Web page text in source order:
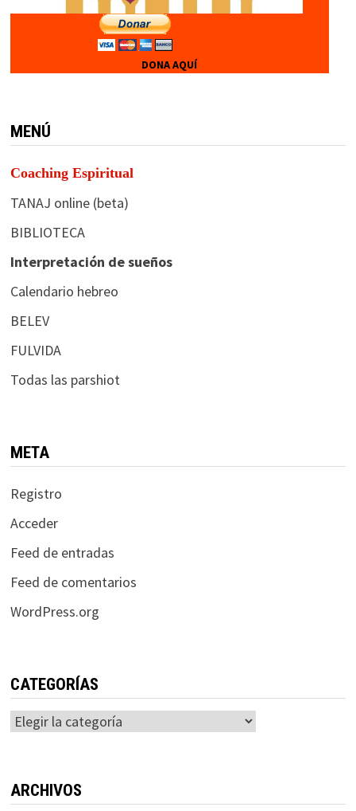
DONA AQUÍ
MENÚ
Coaching Espiritual
TANAJ online (beta)
BIBLIOTECA
Interpretación de sueños
Calendario hebreo
BELEV
FULVIDA
Todas las parshiot
META
Registro
Acceder
Feed de entradas
Feed de comentarios
WordPress.org
CATEGORÍAS
Categorías
ARCHIVOS